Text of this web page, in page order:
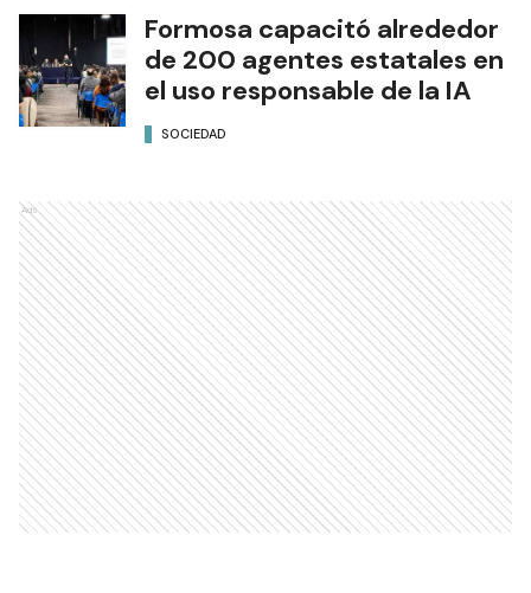
Formosa capacitó alrededor
de 200 agentes estatales en
el uso responsable de la IA
SOCIEDAD
Ads